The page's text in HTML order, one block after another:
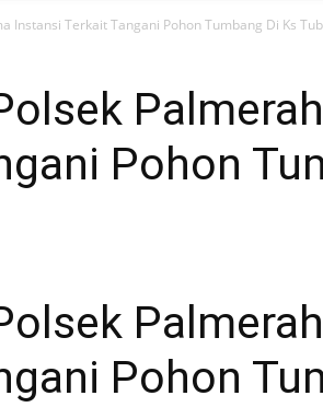
Instansi Terkait Tangani Pohon Tumbang Di Ks
Pohon
Pohon